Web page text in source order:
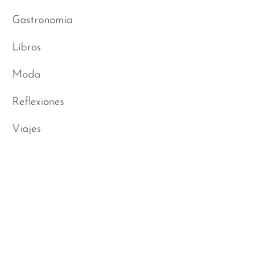
Gastronomía
Libros
Moda
Reflexiones
Viajes